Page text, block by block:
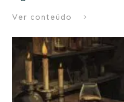
Ver conteúdo